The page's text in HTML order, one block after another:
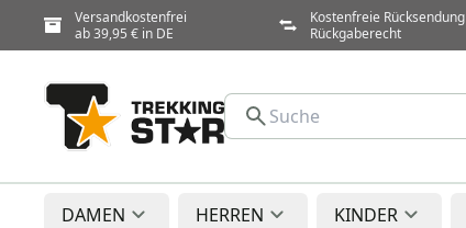
Versandkostenfrei
ab 39,95 € in DE
Kostenfreie Rücksendung
Rückgaberecht
DAMEN HERREN KINDER